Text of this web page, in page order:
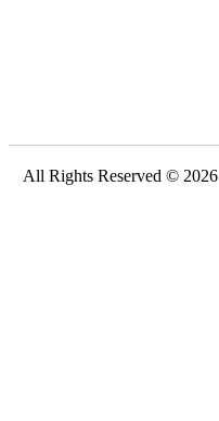
All Rights Reserved © 2026